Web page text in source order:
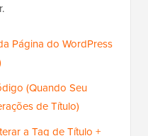
Página do WordPress
(Quando Seu
de Título)
a Tag de Título +